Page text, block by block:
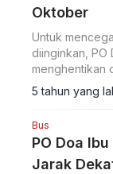
Oktober
Untuk
diinginkan, PO
menghentikan
5 tahun yang
Bus
PO Doa
Jarak